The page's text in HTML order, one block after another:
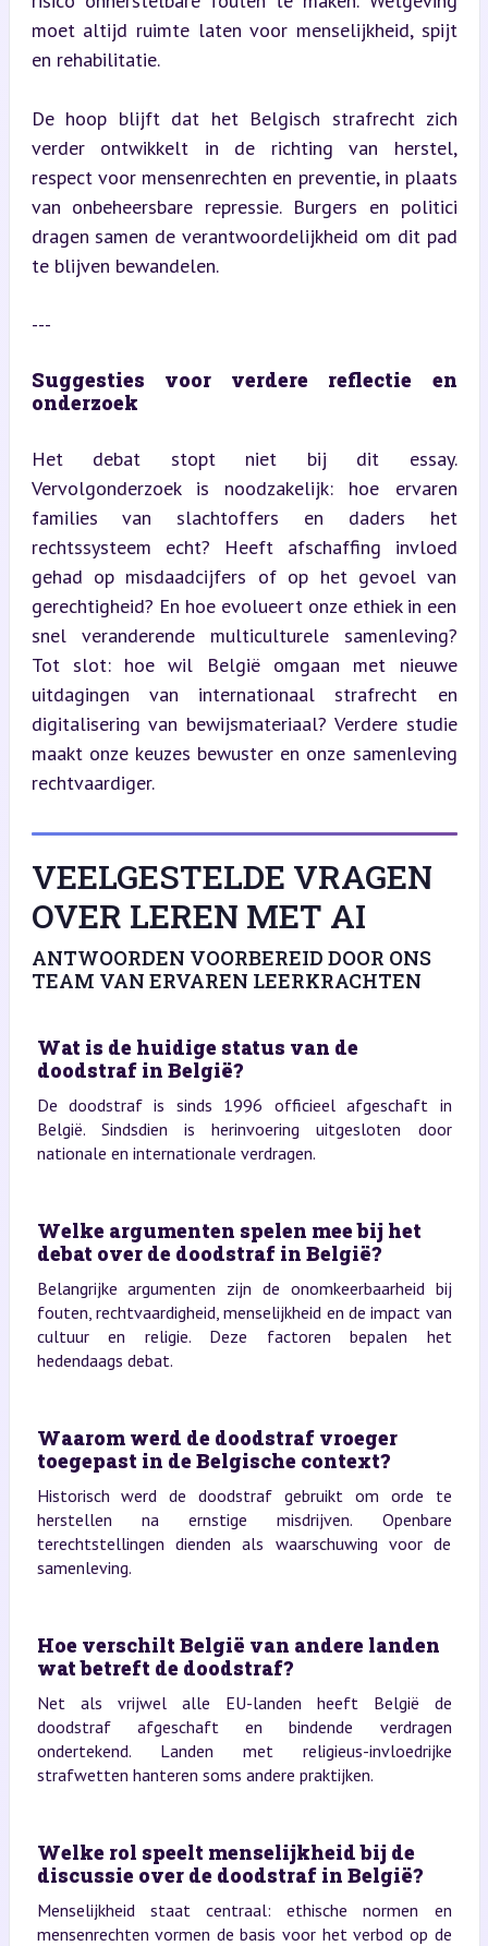
moet altijd ruimte laten voor menselijkheid, spijt
en rehabilitatie.
De hoop blijft dat het Belgisch strafrecht zich
verder ontwikkelt in de richting van herstel,
respect voor mensenrechten en preventie, in plaats
van onbeheersbare repressie. Burgers en politici
dragen samen de verantwoordelijkheid om dit pad
te blijven bewandelen.
---
Suggesties voor verdere reflectie en
onderzoek
Het debat stopt niet bij dit essay.
Vervolgonderzoek is noodzakelijk: hoe ervaren
families van slachtoffers en daders het
rechtssysteem echt? Heeft afschaffing invloed
gehad op misdaadcijfers of op het gevoel van
gerechtigheid? En hoe evolueert onze ethiek in een
snel veranderende multiculturele samenleving?
Tot slot: hoe wil België omgaan met nieuwe
uitdagingen van internationaal strafrecht en
digitalisering van bewijsmateriaal? Verdere studie
maakt onze keuzes bewuster en onze samenleving
rechtvaardiger.
VEELGESTELDE VRAGEN
OVER LEREN MET AI
ANTWOORDEN VOORBEREID DOOR ONS
TEAM VAN ERVAREN LEERKRACHTEN
Wat is de huidige status van de
doodstraf in België?
De doodstraf is sinds 1996 officieel afgeschaft in
België. Sindsdien is herinvoering uitgesloten door
nationale en internationale verdragen.
Welke argumenten spelen mee bij het
debat over de doodstraf in België?
Belangrijke argumenten zijn de onomkeerbaarheid bij
fouten, rechtvaardigheid, menselijkheid en de impact van
cultuur en religie. Deze factoren bepalen het
hedendaags debat.
Waarom werd de doodstraf vroeger
toegepast in de Belgische context?
Historisch werd de doodstraf gebruikt om orde te
herstellen na ernstige misdrijven. Openbare
terechtstellingen dienden als waarschuwing voor de
samenleving.
Hoe verschilt België van andere landen
wat betreft de doodstraf?
Net als vrijwel alle EU-landen heeft België de
doodstraf afgeschaft en bindende verdragen
ondertekend. Landen met religieus-invloedrijke
strafwetten hanteren soms andere praktijken.
Welke rol speelt menselijkheid bij de
discussie over de doodstraf in België?
Menselijkheid staat centraal: ethische normen en
mensenrechten vormen de basis voor het verbod op de